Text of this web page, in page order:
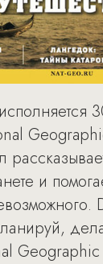
и
Geographic